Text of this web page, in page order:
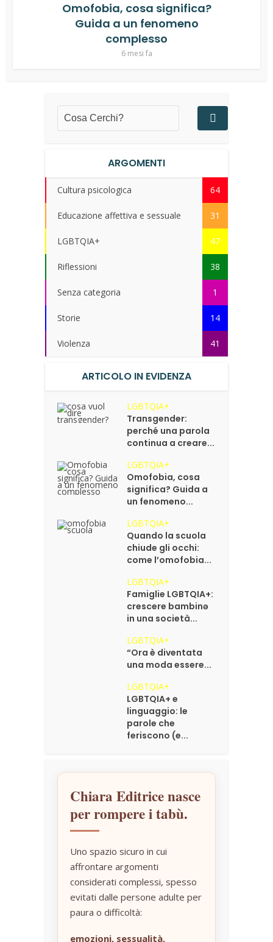
Omofobia, cosa significa?
Guida a un fenomeno
complesso
6 mesi fa
ARGOMENTI
Cultura psicologica 64
Educazione affettiva e sessuale 31
LGBTQIA+ 47
Riflessioni 38
Senza categoria 1
Storie 14
Violenza 41
ARTICOLO IN EVIDENZA
LGBTQIA+
Transgender:
perché una parola
continua a creare...
LGBTQIA+
Omofobia, cosa
significa? Guida a
un fenomeno...
LGBTQIA+
Quando la scuola
chiude gli occhi:
come l’omofobia...
LGBTQIA+
Famiglie LGBTQIA+:
crescere bambinə
in una società...
LGBTQIA+
“Ora è diventata
una moda essere...
LGBTQIA+
LGBTQIA+ e
linguaggio: le
parole che
feriscono (e...
Chiara Editrice nasce
per rompere i tabù.
Uno spazio sicuro in cui
affrontare argomenti
considerati complessi, spesso
evitati dalle persone adulte per
paura o difficoltà:
emozioni, sessualità,